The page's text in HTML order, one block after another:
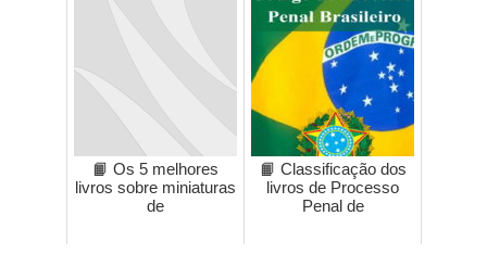
📙 Os 5 melhores
livros sobre miniaturas
de
📙 Classificação dos
livros de Processo
Penal de